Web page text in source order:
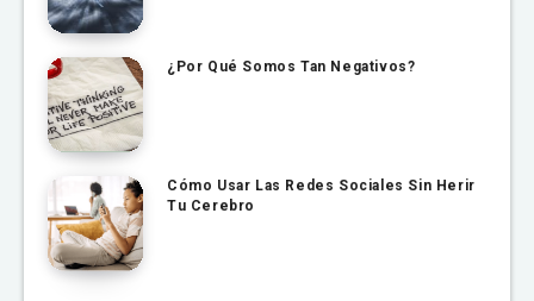
¿Por Qué Somos Tan Negativos?
Cómo Usar Las Redes Sociales Sin Herir
Tu Cerebro